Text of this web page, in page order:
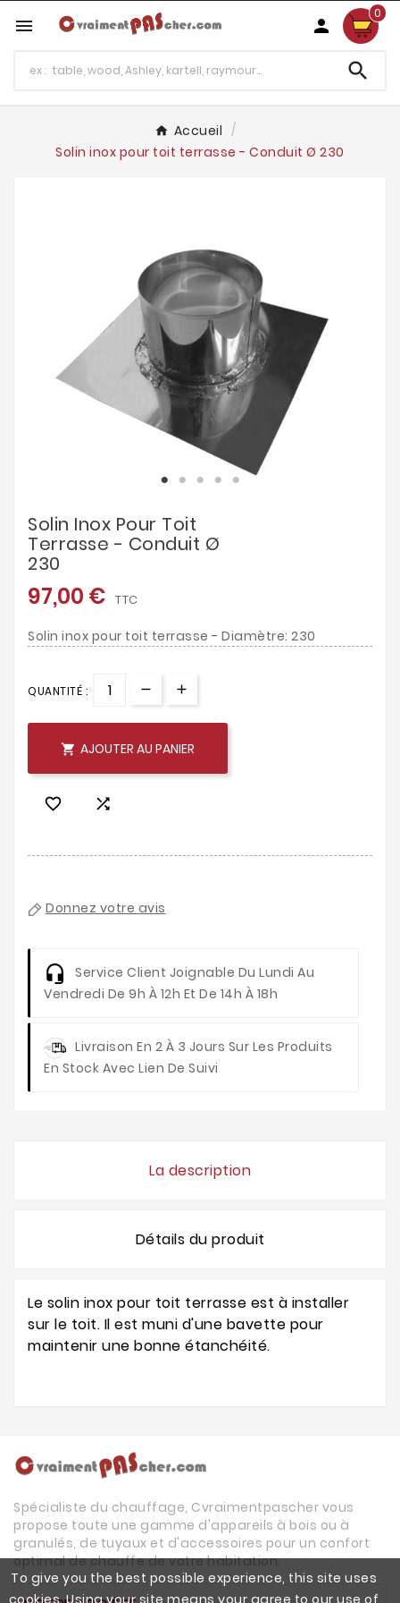
To give you the best possible experience, this site uses
cookies. Using your site means your agree to our use of
 
0

Accueil
Solin inox pour toit terrasse - Conduit Ø 230
Solin Inox Pour Toit
Terrasse - Conduit Ø
230
97,00 € TTC
Solin inox pour toit terrasse - Diamètre: 230
QUANTITÉ :
 AJOUTER AU PANIER
 
Donnez votre avis
Service Client Joignable Du Lundi Au
Vendredi De 9h À 12h Et De 14h À 18h
Livraison En 2 À 3 Jours Sur Les Produits
En Stock Avec Lien De Suivi
La description
Détails du produit
Le solin inox pour toit terrasse est à installer
sur le toit. Il est muni d'une bavette pour
maintenir une bonne étanchéité.
Spécialiste du chauffage, Cvraimentpascher vous
propose toute une gamme d'appareils à bois ou à
granulés, de tuyaux et d'accessoires pour un confort
optimal de chauffe de votre habitation.